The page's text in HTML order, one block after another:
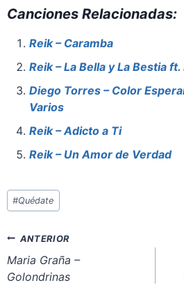
c
e
b
o
o
k
er
e
st
at
A
p
st
d
o
ai
Canciones Relacionadas:
Reik – Caramba
Reik – La Bella y La Bestia
Diego Torres – Color
Varios
Reik – Adicto a Ti
Reik – Un Amor de Verdad
Etiquetas
de
entrada:
#Quédate
Navegación
de
entradas
ANTERIOR
Maria Graña –
Golondrinas